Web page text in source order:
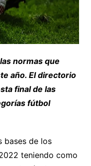
normas que
año. El directorio
final de las
fútbol
bases de los
teniendo como